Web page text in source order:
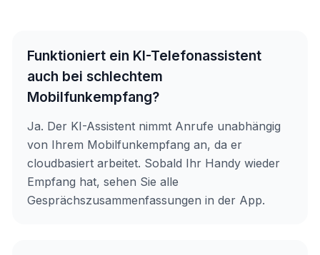
Funktioniert ein KI-Telefonassistent
auch bei schlechtem
Mobilfunkempfang?
Ja. Der KI-Assistent nimmt Anrufe unabhängig
von Ihrem Mobilfunkempfang an, da er
cloudbasiert arbeitet. Sobald Ihr Handy wieder
Empfang hat, sehen Sie alle
Gesprächszusammenfassungen in der App.